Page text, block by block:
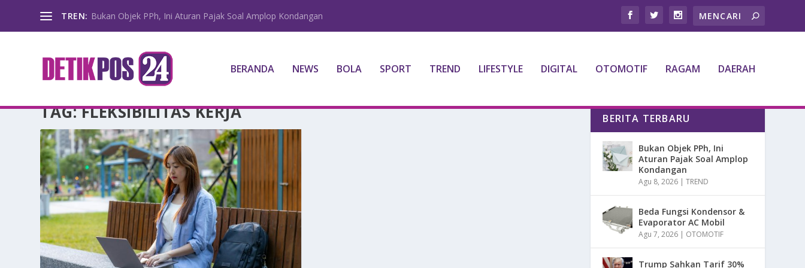
TREN: Bukan Objek PPh, Ini Aturan Pajak Soal Amplop Kondangan
BERANDA NEWS BOLA SPORT TREND LIFESTYLE DIGITAL OTOMOTIF RAGAM DAERAH
TAG:FLEKSIBILITAS KERJA BERITA TERBARU
Bukan Objek PPh, Ini
Aturan Pajak Soal Amplop
Kondangan
Agu 8, 2026 |TREND
Beda Fungsi Kondensor &
Evaporator AC Mobil
Agu 7, 2026 | OTOMOTIF
Trump Sahkan Tarif 30%